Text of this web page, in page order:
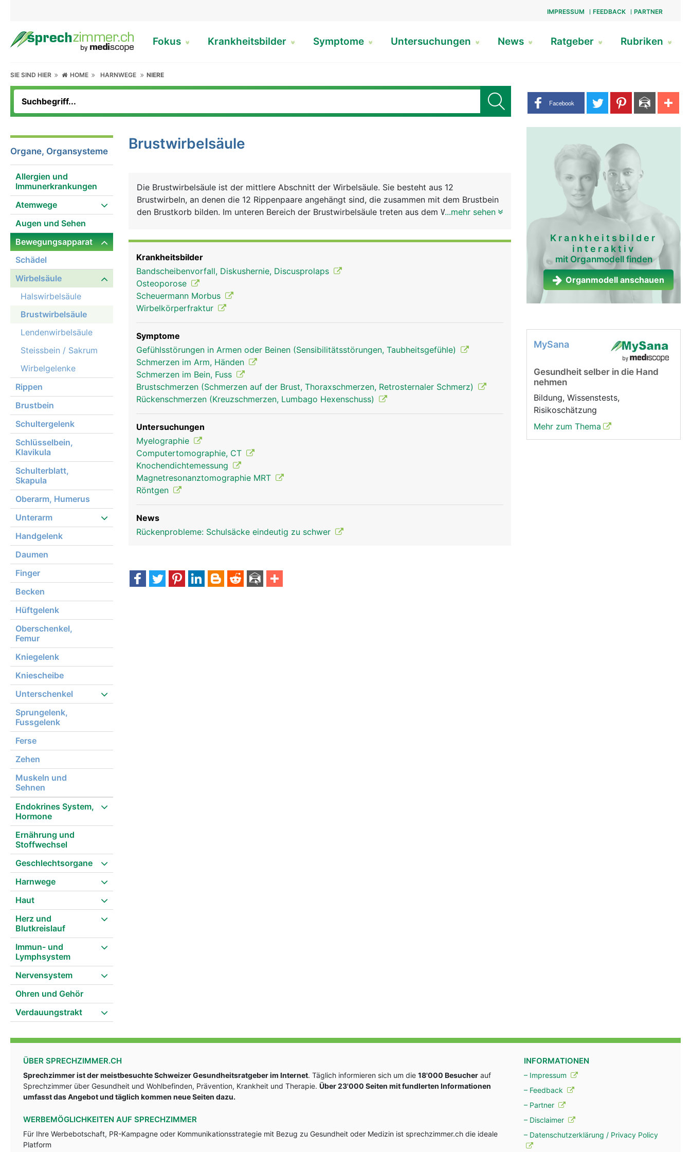
IMPRESSUM FEEDBACK PARTNER
Fokus Krankheitsbilder Symptome Untersuchungen News Ratgeber Rubriken
SIE SIND HIER HOME HARNWEGE NIERE
Share buttons
Facebook
Organe, Organsysteme
Allergien und
Immunerkrankungen
Atemwege
Augen und Sehen
Bewegungsapparat
Schädel
Wirbelsäule
Halswirbelsäule
Brustwirbelsäule
Lendenwirbelsäule
Steissbein / Sakrum
Wirbelgelenke
Rippen
Brustbein
Schultergelenk
Schlüsselbein,
Klavikula
Schulterblatt,
Skapula
Oberarm, Humerus
Unterarm
Handgelenk
Daumen
Finger
Becken
Hüftgelenk
Oberschenkel,
Femur
Kniegelenk
Kniescheibe
Unterschenkel
Sprungelenk,
Fussgelenk
Ferse
Zehen
Muskeln und
Sehnen
Endokrines System,
Hormone
Ernährung und
Stoffwechsel
Geschlechtsorgane
Harnwege
Haut
Herz und
Blutkreislauf
Immun- und
Lymphsystem
Nervensystem
Ohren und Gehör
Verdauungstrakt
Brustwirbelsäule
Die Brustwirbelsäule ist der mittlere Abschnitt der Wirbelsäule. Sie besteht aus 12
Brustwirbeln, an denen die 12 Rippenpaare angehängt sind, die zusammen mit dem Brustbein
den Brustkorb bilden. Im unteren Bereich der Brustwirbelsäule treten aus dem Wirbelkanal an
Brustwirbelsäule Frau
...mehr sehen
Krankheitsbilder
Bandscheibenvorfall, Diskushernie, Discusprolaps
Osteoporose
Scheuermann Morbus
Wirbelkörperfraktur
Symptome
Gefühlsstörungen in Armen oder Beinen (Sensibilitätsstörungen, Taubheitsgefühle)
Schmerzen im Arm, Händen
Schmerzen im Bein, Fuss
Brustschmerzen (Schmerzen auf der Brust, Thoraxschmerzen, Retrosternaler Schmerz)
Rückenschmerzen (Kreuzschmerzen, Lumbago Hexenschuss)
Untersuchungen
Myelographie
Computertomographie, CT
Knochendichtemessung
Magnetresonanztomographie MRT
Röntgen
News
Rückenprobleme: Schulsäcke eindeutig zu schwer
Krankheitsbilder
interaktiv
mit Organmodell finden
Organmodell anschauen
MySana
Gesundheit selber in die Hand
nehmen
Bildung, Wissenstests,
Risikoschätzung
Mehr zum Thema
ÜBER SPRECHZIMMER.CH
Sprechzimmer ist der meistbesuchte Schweizer Gesundheitsratgeber im Internet. Täglich informieren sich um die 18'000 Besucher auf
Sprechzimmer über Gesundheit und Wohlbefinden, Prävention, Krankheit und Therapie. Über 23'000 Seiten mit fundlerten Informationen
umfasst das Angebot und täglich kommen neue Seiten dazu.
WERBEMÖGLICHKEITEN AUF SPRECHZIMMER
Für Ihre Werbebotschaft, PR-Kampagne oder Kommunikationsstrategie mit Bezug zu Gesundheit oder Medizin ist sprechzimmer.ch die ideale
Platform
INFORMATIONEN
– Impressum
– Feedback
– Partner
– Disclaimer
– Datenschutzerklärung / Privacy Policy